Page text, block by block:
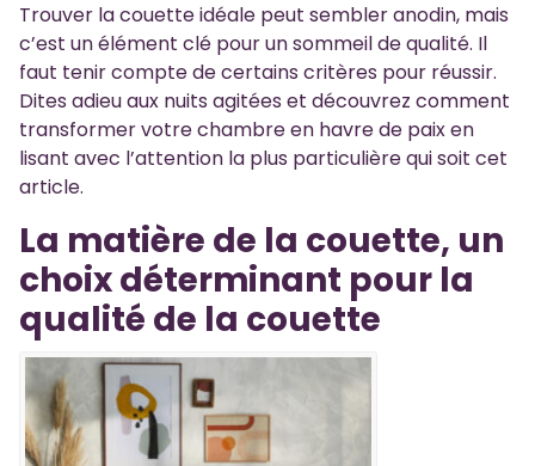
Trouver la couette idéale peut sembler anodin, mais
c’est un élément clé pour un sommeil de qualité. Il
faut tenir compte de certains critères pour réussir.
Dites adieu aux nuits agitées et découvrez comment
transformer votre chambre en havre de paix en
lisant avec l’attention la plus particulière qui soit cet
article.
La matière de la couette, un
choix déterminant pour la
qualité de la couette